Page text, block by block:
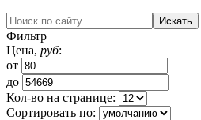
Фильтр
Цена, руб:
от
до
Кол-во на странице:
Сортировать по: